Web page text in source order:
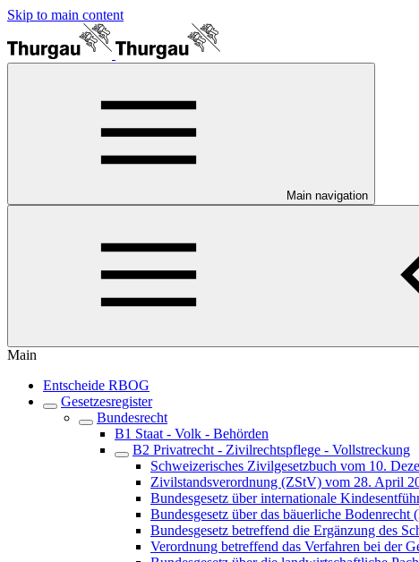
Skip to main content
Main navigation
Main
Entscheide RBOG
Gesetzesregister
Bundesrecht
B1 Staat - Volk - Behörden
B2 Privatrecht - Zivilrechtspflege - Vollstreckung
Schweizerisches Zivilgesetzbuch vom 10.
Zivilstandsverordnung (ZStV) vom 28. April
Bundesgesetz über internationale
Bundesgesetz über das bäuerliche
Bundesgesetz betreffend die Ergänzung des
Verordnung betreffend das Verfahren bei der